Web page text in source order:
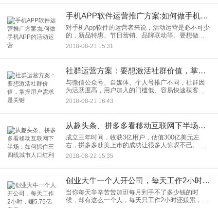
手机APP软件运营推广方案:如何做手机APP的活动运营
对手机App软件的运营者来说，活动运营是必不可少
的，新品特惠、节日营销、品牌联动等。要想做好
一个手机App软件的活动却并不简单，这里和大家详
细探讨，如何做手机App软件的活动运营。一个完整
2018-08-21 15:31
社群运营方案：要想激活社群价值，掌握用户需求是关键
与微信公众号、自媒体、个人号推广不同，社群因
为活跃度高，用户加入的门槛低、容易快速获客的
优势，成为营销不可缺少的一部分，社群电商运营
的主要平台就是各个微信群。但是很多人在运营社
2018-08-21 16:43
从趣头条、拼多多看移动互联网下半场：如何抓住三四线城市人口红利
成立三年时间，收获3亿用户，估值300亿美元左
右，拼多多赴美上市的成功让很多人惊叹不已。而
趣头条将再次刷新中国公司上市的速度记录，成立
仅两年就要赴美上市。趣头条成立于2016年6月，通
2018-08-22 15:35
创业大牛一个人开公司，每天工作2小时，赚5.75亿美元！
当你每天辛辛苦苦加班每月到手不了多少钱的时
候，却有这么一个人，每天只工作2小时还嫌累，自